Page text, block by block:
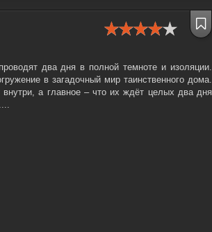
два дня в полной темноте и изоляции.
в загадочный мир таинственного дома.
внутри, а главное – что их ждёт целых два дня